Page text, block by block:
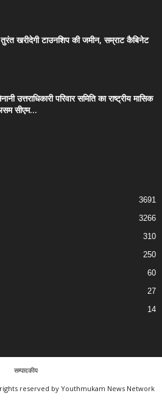
खरीदेगी टाउनशिप की जमीन, सम्राट कैबिनेट
उत्तराधिकारी परिवार समिति का राष्ट्रीय मासिक
सीएम...
3691
3266
310
250
60
27
14
सम्पादकीय
reserved by Youthmukam News Network